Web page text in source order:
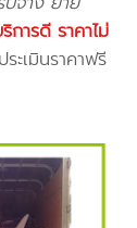
การดี ราคาไม่
เมินราคาฟรี